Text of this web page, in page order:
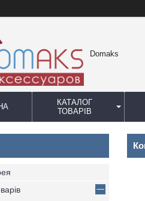
Domaks
КАТАЛОГ
ТОВАРІВ